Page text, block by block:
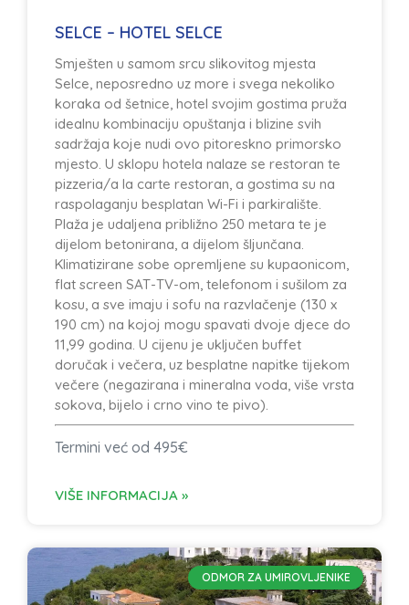
SELCE – HOTEL SELCE
Smješten u samom srcu slikovitog mjesta
Selce, neposredno uz more i svega nekoliko
koraka od šetnice, hotel svojim gostima pruža
idealnu kombinaciju opuštanja i blizine svih
sadržaja koje nudi ovo pitoreskno primorsko
mjesto. U sklopu hotela nalaze se restoran te
pizzeria/a la carte restoran, a gostima su na
raspolaganju besplatan Wi-Fi i parkiralište.
Plaža je udaljena približno 250 metara te je
dijelom betonirana, a dijelom šljunčana.
Klimatizirane sobe opremljene su kupaonicom,
flat screen SAT-TV-om, telefonom i sušilom za
kosu, a sve imaju i sofu na razvlačenje (130 x
190 cm) na kojoj mogu spavati dvoje djece do
11,99 godina. U cijenu je uključen buffet
doručak i večera, uz besplatne napitke tijekom
večere (negazirana i mineralna voda, više vrsta
sokova, bijelo i crno vino te pivo).
Termini već od 495€
VIŠE INFORMACIJA »
ODMOR ZA UMIROVLJENIKE